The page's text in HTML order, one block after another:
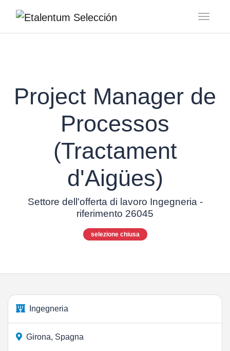
Project Manager de
Processos
(Tractament
d'Aigües)
Settore dell'offerta di lavoro Ingegneria -
riferimento 26045
selezione chiusa
Ingegneria
Girona, Spagna